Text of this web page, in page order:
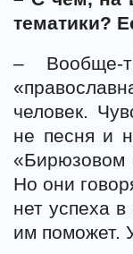
тематики?
– Вообще-
человек.
не песня и
«Бирюзовом
Но они
нет успеха
им поможет.